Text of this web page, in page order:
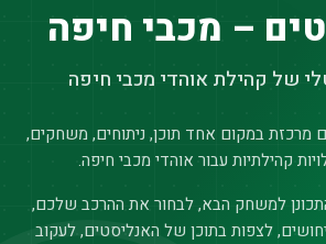
– מכבי חיפה
של קהילת אוהדי מכבי חיפה
מרכזת במקום אחד תוכן, ניתוחים, משחקים,
קהילתיות עבור אוהדי מכבי חיפה.
למשחק הבא, לבחור את ההרכב שלכם,
לצפות בתוכן של האנליסטים, לעקוב